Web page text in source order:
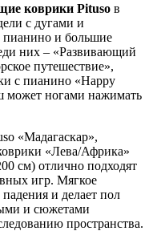
коврики Pituso в
с дугами и
и большие
них – «Развивающий
путешествие»,
с пианино «Happy
может ногами нажимать
«Мадагаскар»,
«Лева/Африка»
см) отлично подходят
игр. Мягкое
и делает пол
и сюжетами
пространства.